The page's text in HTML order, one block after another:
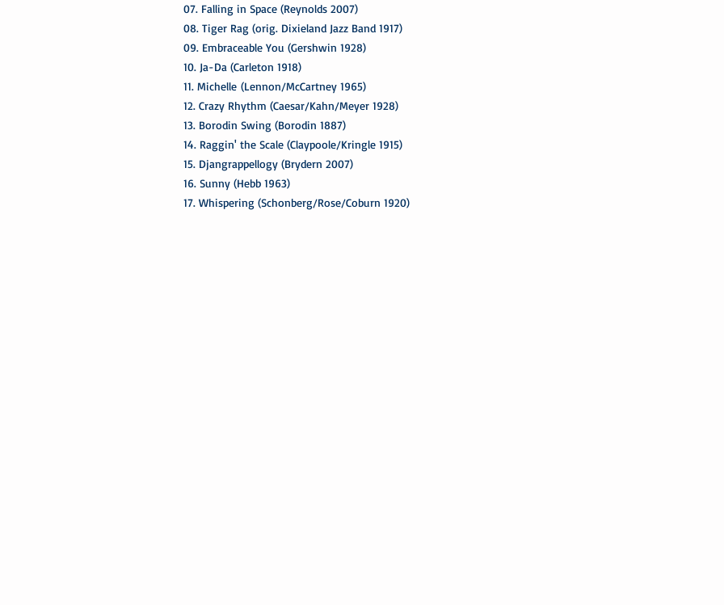
07. Falling in Space (Reynolds 2007)
08. Tiger Rag (orig. Dixieland Jazz Band 1917)
09. Embraceable You (Gershwin 1928)
10. Ja-Da (Carleton 1918)
11. Michelle (Lennon/McCartney 1965)
12. Crazy Rhythm (Caesar/Kahn/Meyer 1928)
13. Borodin Swing (Borodin 1887)
14. Raggin' the Scale (Claypoole/Kringle 1915)
15. Djangrappellogy (Brydern 2007)
16. Sunny (Hebb 1963)
17. Whispering (Schonberg/Rose/Coburn 1920)